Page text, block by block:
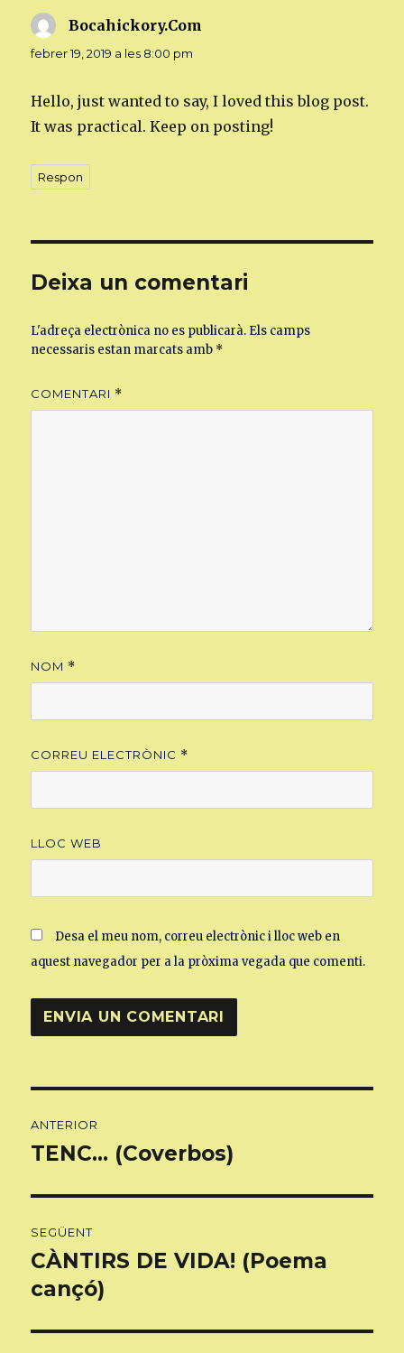
Bocahickory.Com
febrer 19, 2019 a les 8:00 pm
Hello, just wanted to say, I loved this blog post.
It was practical. Keep on posting!
Respon
Deixa un comentari
L'adreça electrònica no es publicarà. Els camps
necessaris estan marcats amb *
COMENTARI *
NOM *
CORREU ELECTRÒNIC *
LLOC WEB
Desa el meu nom, correu electrònic i lloc web en
aquest navegador per a la pròxima vegada que comenti.
d'entrades
ANTERIOR
Entrada
TENC… (Coverbos)
SEGÜENT
Entrada
següent:
CÀNTIRS DE VIDA! (Poema
cançó)